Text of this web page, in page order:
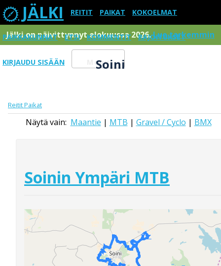
JÄLKI REITIT PAIKAT KOKOELMAT
PAIKKAKUNNAT ETSI KOMMENTIT RAJOITUKSET
KIRJAUDU SISÄÄN Menu
Jälki on päivittynnyt elokuussa 2026.Lue tarkemmin
Soini
ReititPaikat
Näytä vain: Maantie | MTB | Gravel / Cyclo | BMX
Soinin Ympäri MTB